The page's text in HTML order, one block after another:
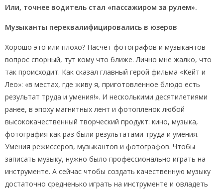
Или, точнее водитель стал «пассажиром за рулем».
Музыканты переквалифицировались в юзеров
Хорошо это или плохо? Насчет фотографов и музыкантов
вопрос спорный, тут кому что ближе. Лично мне жалко, что
так происходит. Как сказал главный герой фильма «Кейт и
Лео»: «в местах, где живу я, приготовленное блюдо есть
результат труда и умения!». И несколькими десятилетиями
ранее, в эпоху магнитных лент и фотопленок любой
высококачественный творческий продукт: кино, музыка,
фотография как раз были результатами труда и умения.
Умения режиссеров, музыкантов и фотографов. Чтобы
записать музыку, нужно было профессионально играть на
инструменте. А сейчас чтобы создать качественную музыку
достаточно средненько играть на инструменте и овладеть